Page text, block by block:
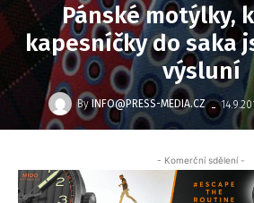
Pánské motýlky,
kapesníčky do saka
výsluní
By INFO@PRESS-MEDIA.CZ -
- Komerční sdělení -